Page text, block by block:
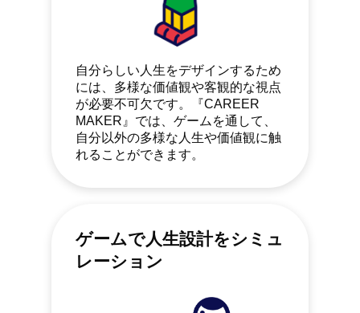
自分らしい人生をデザインするため
には、多様な価値観や客観的な視点
が必要不可欠です。『CAREER
MAKER』では、ゲームを通して、
自分以外の多様な人生や価値観に触
れることができます。
ゲームで人生設計をシミュ
レーション